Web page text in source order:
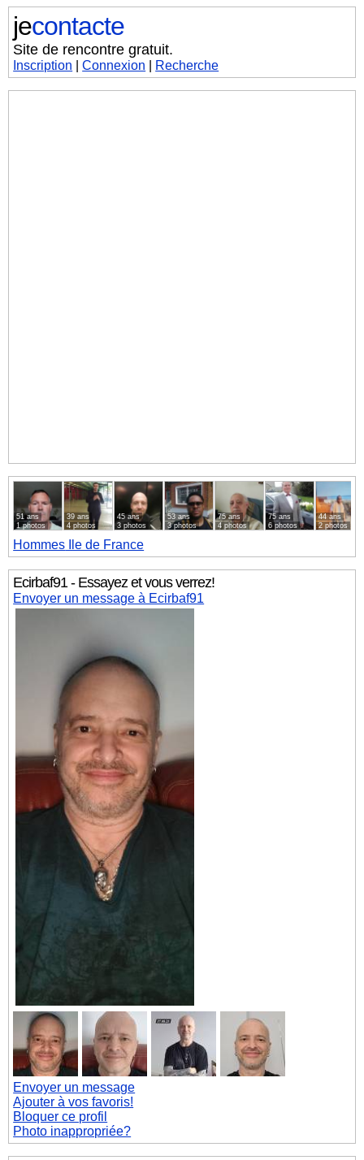
jecontacte
Site de rencontre gratuit.
Inscription |Connexion Recherche
51 ans
1 photos
39 ans
4 photos
45 ans
3 photos
53 ans
3 photos
75 ans
4 photos
75 ans
6 photos
44 ans
2 photos
Hommes Ile de France
Ecirbaf91 - Essayez et vous verrez!
Envoyer un message à Ecirbaf91
Envoyer un message
Ajouter à vos favoris!
Bloquer ce profil
Photo inappropriée?